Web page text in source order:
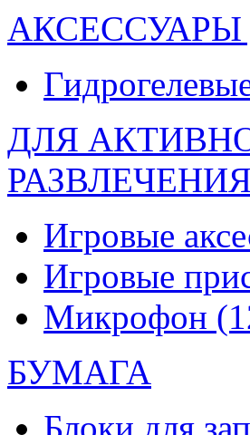
ДЛЯ
РАЗВЛЕЧЕНИЯ
Игровые
Игровые
Микрофон
БУМАГА